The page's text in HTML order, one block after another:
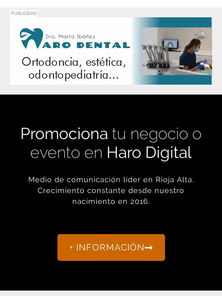
PUBLICIDAD
Promociona tu negocio o
evento en Haro Digital
Medio de comunicación líder en Rioja Alta.
Crecimiento constante desde nuestro
nacimiento en 2016.
+ INFORMACIÓN